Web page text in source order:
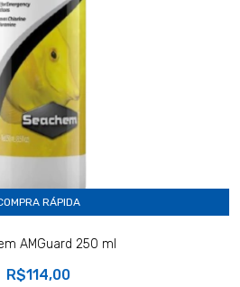
RÁPIDA
AMGuard 250 ml
R$114,00